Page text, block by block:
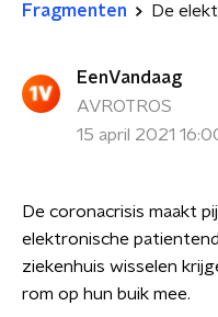
Fragmenten
EenVandaag
AVROTROS
15 april 2021
De coronacrisis maakt
elektronische
ziekenhuis wisselen
rom op hun buik mee.